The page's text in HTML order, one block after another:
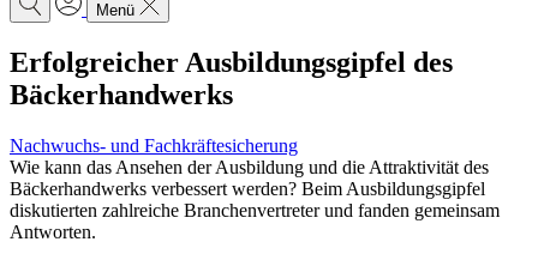
Menü
Erfolgreicher Ausbildungsgipfel des
Bäckerhandwerks
Nachwuchs- und Fachkräftesicherung
Wie kann das Ansehen der Ausbildung und die Attraktivität des
Bäckerhandwerks verbessert werden? Beim Ausbildungsgipfel
diskutierten zahlreiche Branchenvertreter und fanden gemeinsam
Antworten.